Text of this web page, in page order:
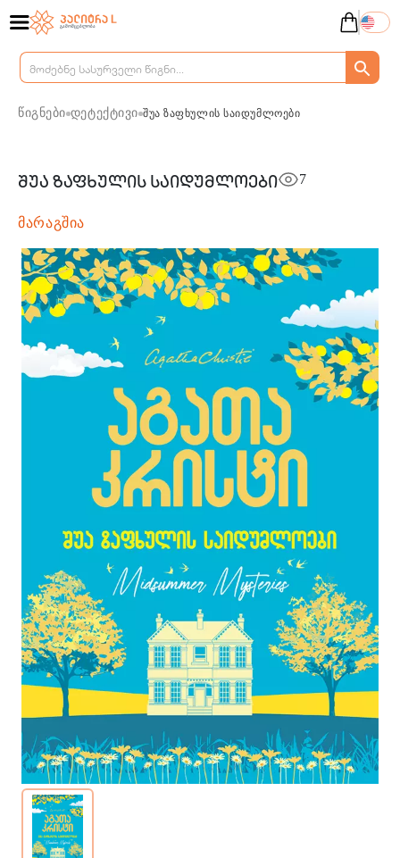
წიგნები დეტექტივი შუა ზაფხულის საიდუმლოები
შუა ზაფხულის საიდუმლოები 7
მარაგშია